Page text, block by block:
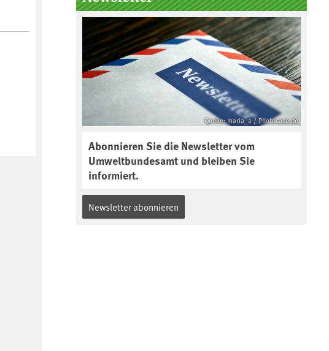
Boden des Jahres ausgewählt und
was passiert eigentlich während
eines solchen Bodenjahres? Infos
dazu gibt es im aktuellen Podcast
„Soilcast“. Jetzt reinhören:
https://soilcast.de/interview/sc20
2-interview-die-kuer-der-krume/
Quelle: maria_a / Photocase.de
Abonnieren Sie die Newsletter vom
Umweltbundesamt und bleiben Sie
informiert.
Newsletter abonnieren